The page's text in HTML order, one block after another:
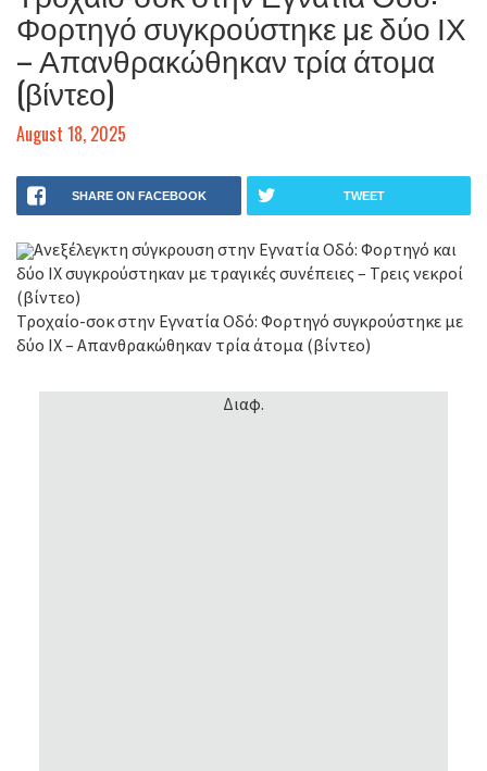
Φορτηγό συγκρούστηκε με δύο ΙΧ
– Απανθρακώθηκαν τρία άτομα
(βίντεο)
August 18, 2025
SHARE ON FACEBOOK TWEET
Ανεξέλεγκτη σύγκρουση στην Εγνατία Οδό: Φορτηγό και
δύο ΙΧ συγκρούστηκαν με τραγικές συνέπειες – Τρεις νεκροί
(βίντεο)
Τροχαίο-σοκ στην Εγνατία Οδό: Φορτηγό συγκρούστηκε με
δύο ΙΧ – Απανθρακώθηκαν τρία άτομα (βίντεο)
Διαφ.